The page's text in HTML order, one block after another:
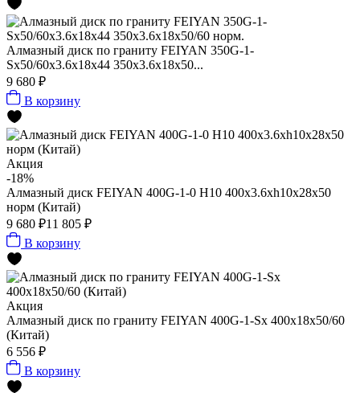
Алмазный диск по граниту FEIYAN 350G-1-
Sх50/60x3.6x18x44 350x3.6x18x50...
9 680 ₽
В корзину
Акция
-18%
Алмазный диск FEIYAN 400G-1-0 H10 400x3.6xh10x28x50
норм (Китай)
9 680 ₽11 805 ₽
В корзину
Акция
Алмазный диск по граниту FEIYAN 400G-1-Sх 400x18x50/60
(Китай)
6 556 ₽
В корзину